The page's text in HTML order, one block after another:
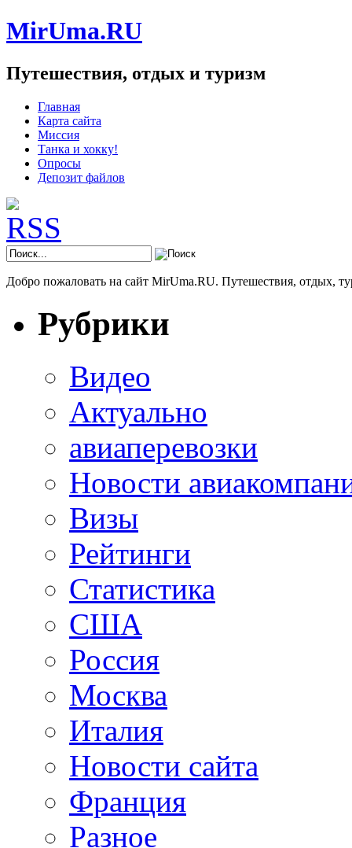
MirUma.RU
Путешествия, отдых и туризм
Главная
Карта сайта
Миссия
Танка и хокку!
Опросы
Депозит файлов
Добро пожаловать на сайт MirUma.RU. Путешествия, отдых,
Рубрики
Видео
Актуально
авиаперевозки
Новости
Визы
Рейтинги
Статистика
США
Россия
Москва
Италия
Новости сайта
Франция
Разное